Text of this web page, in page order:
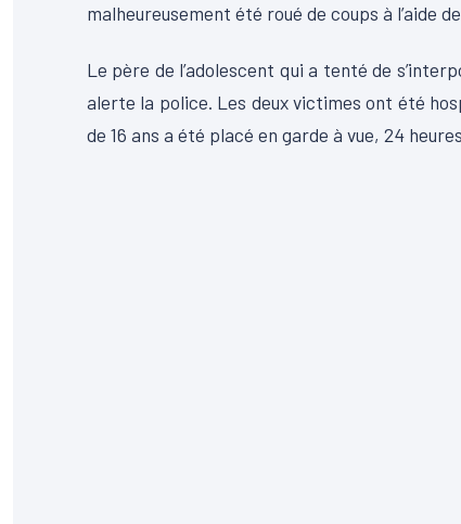
malheureusement été roué de coups à l’aide
Le père de l’adolescent qui a tenté de
alerte la police. Les deux victimes ont été
de 16 ans a été placé en garde à vue, 24